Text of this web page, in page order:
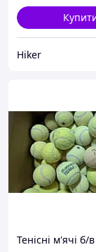
Hiker
Тенісні м'ячі б/в